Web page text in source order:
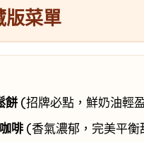
版菜單
餅 (招牌必點，鮮奶油輕
啡 (香氣濃郁，完美平